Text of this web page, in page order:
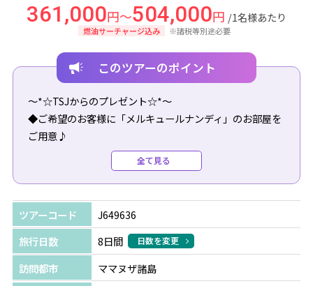
361,000円～504,000円 /1名様あたり
燃油サーチャージ込み ※諸税等別途必要
このツアーのポイント
～*☆TSJからのプレゼント☆*～
◆ご希望のお客様に「メルキュールナンディ」のお部屋を
ご用意♪
空港送迎の時間まで、ナンディエリアの散策はいかがでし
お食事やお買物が徒歩圏内の便利な立地のホテルで、
散策後はお部屋に戻ってシャワーやゆっくり滞在が出来る
のでお勧め！
※＜要事前予約＞となります。ツアーご予約時にお申し付
けください。
全て見る
ツアーコード
J649636
旅行日数
8日間 日数を変更
訪問都市
ママヌザ諸島